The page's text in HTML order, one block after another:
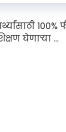
घेणाऱ्या …